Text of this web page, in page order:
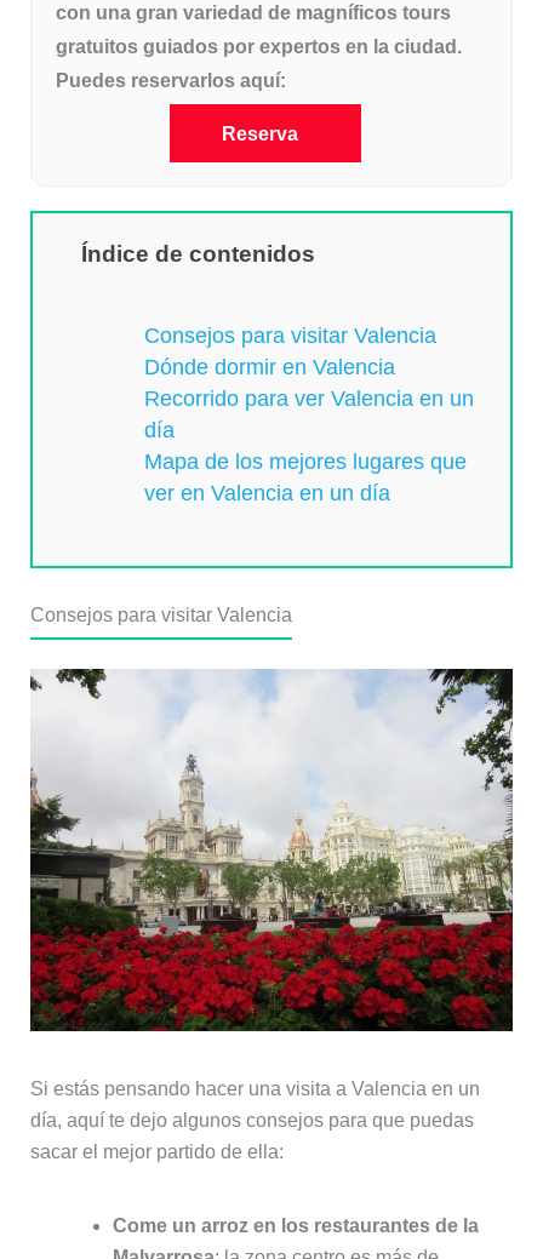
con una gran variedad de magníficos tours
gratuitos guiados por expertos en la ciudad.
Puedes reservarlos aquí:
Reserva
Índice de contenidos
Consejos para visitar Valencia
Dónde dormir en Valencia
Recorrido para ver Valencia en un
día
Mapa de los mejores lugares que
ver en Valencia en un día
Consejos para visitar Valencia
Si estás pensando hacer una visita a Valencia en un
día, aquí te dejo algunos consejos para que puedas
sacar el mejor partido de ella:
Come un arroz en los restaurantes de la